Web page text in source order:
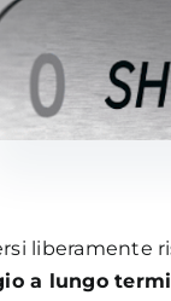
liberamente
a lungo